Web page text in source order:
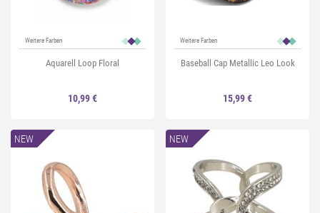
Weitere Farben
Aquarell Loop Floral
10,99 €
Weitere Farben
Baseball Cap Metallic Leo Look
15,99 €
NEW NEW